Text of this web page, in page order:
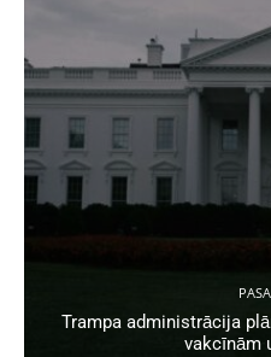
Trampa administrācija
vakcīnām